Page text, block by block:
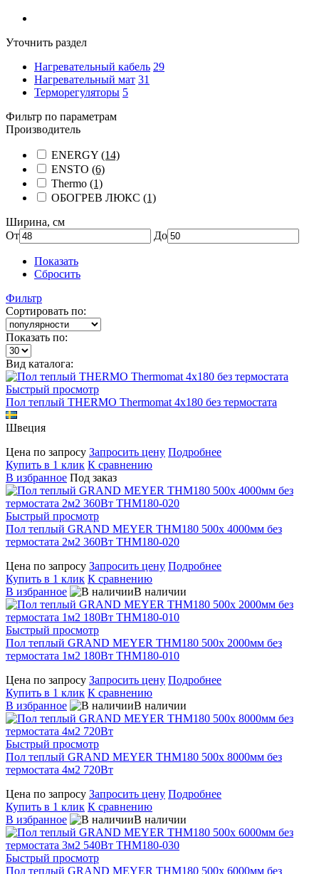
Уточнить раздел
Нагревательный кабель 29
Нагревательный мат 31
Терморегуляторы 5
Фильтр по параметрам
Производитель
ENERGY (14)
ENSTO (6)
Thermo (1)
ОБОГРЕВ ЛЮКС (1)
Ширина, см
От
До
Показать
Сбросить
Фильтр
Сортировать по:
Показать по:
Вид каталога:
Быстрый просмотр
Пол теплый THERMO Thermomat 4x180 без термостата
Швеция
Цена по запросу Запросить цену Подробнее
Купить в 1 клик К сравнению
В избранное Под заказ
Быстрый просмотр
Пол теплый GRAND MEYER THM180 500x 4000мм без
термостата 2м2 360Вт THM180-020
Цена по запросу Запросить цену Подробнее
Купить в 1 клик К сравнению
В избранное
В наличии
Быстрый просмотр
Пол теплый GRAND MEYER THM180 500x 2000мм без
термостата 1м2 180Вт THM180-010
Цена по запросу Запросить цену Подробнее
Купить в 1 клик К сравнению
В избранное
В наличии
Быстрый просмотр
Пол теплый GRAND MEYER THM180 500x 8000мм без
термостата 4м2 720Вт
Цена по запросу Запросить цену Подробнее
Купить в 1 клик К сравнению
В избранное
В наличии
Быстрый просмотр
Пол теплый GRAND MEYER THM180 500x 6000мм без